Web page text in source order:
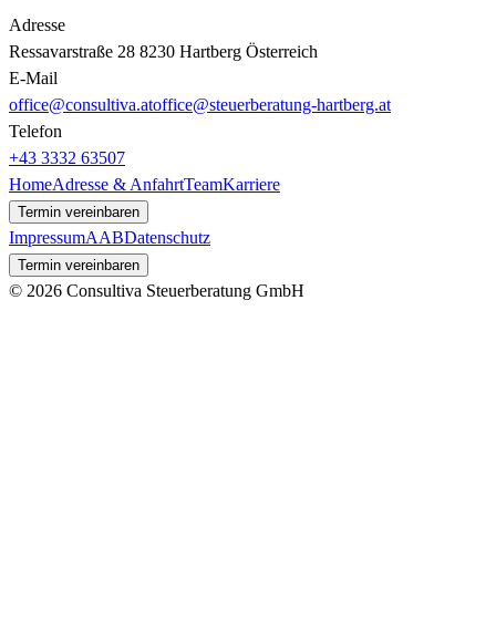
Adresse
Ressavarstraße 28 8230 Hartberg Österreich
E-Mail
office@consultiva.atoffice@steuerberatung-hartberg.at
Telefon
+43 3332 63507
HomeAdresse & AnfahrtTeamKarriere
Termin vereinbaren
ImpressumAABDatenschutz
Termin vereinbaren
© 2026 Consultiva Steuerberatung GmbH